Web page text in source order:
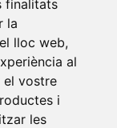
finalitats
la
lloc web,
al
el vostre
i
les